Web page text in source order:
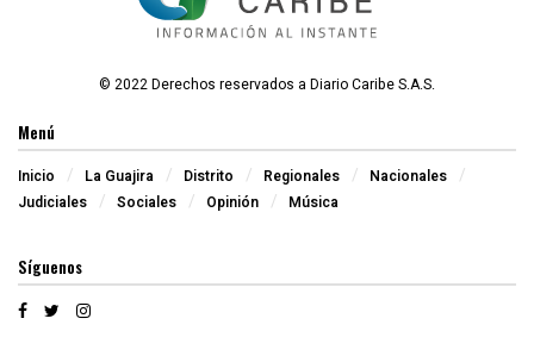
© 2022 Derechos reservados a Diario Caribe S.A.S.
Menú
Inicio La Guajira Distrito Regionales
Nacionales
Judiciales
Sociales Opinión Música
Síguenos